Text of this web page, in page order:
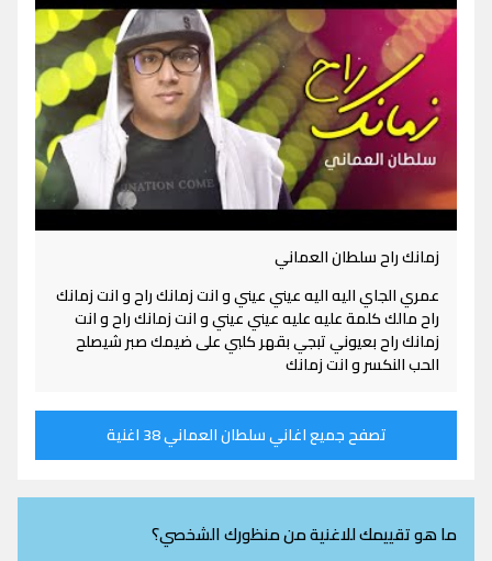
زمانك راح سلطان العماني
عمري الجاي اليه اليه عيني عيني و انت زمانك راح و انت زمانك
راح مالك كلمة عليه عليه عيني عيني و انت زمانك راح و انت
زمانك راح بعيوني تبجي بقهر كلبي على ضيمك صبر شيصلح
الحب النكسر و انت زمانك
تصفح جميع اغاني سلطان العماني 38 اغنية
ما هو تقييمك للاغنية من منظورك الشخصي؟